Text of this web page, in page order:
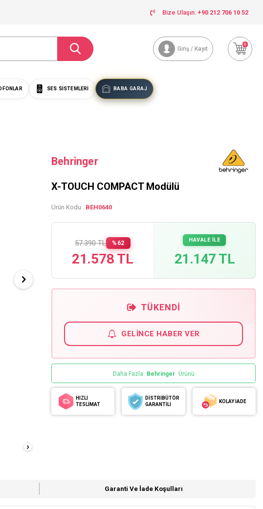
Bize Ulaşın: +90 212 706 10 52
Giriş / Kayıt
0
SES SISTEMLERI BABA GARAJ
Behringer
X-TOUCH COMPACT Modülü
Ürün Kodu : BEH0640
57.390 TL %62
21.578 TL
HAVALE İLE
21.147 TL
TÜKENDI
GELINCE HABER VER
Daha Fazla Behringer Ürünü
HIZLI
TESLİMAT
DİSTRİBÜTÖR
GARANTİLİ
KOLAY İADE
Garanti Ve İade Koşulları